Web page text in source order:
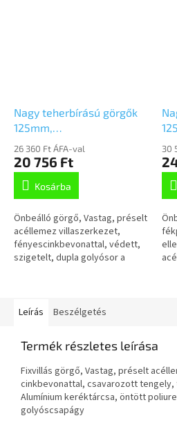
Nagy teherbírású görgők
125mm,
önbeálló,Talplemezzel,
4680ITP125P63
26 360 Ft ÁFA-val
20 756 Ft
Kosárba
Önbeálló görgő, Vastag, préselt
acéllemez villaszerkezet,
fényescinkbevonattal, védett,
szigetelt, dupla golyósor a
30
Leírás
Beszélgetés
Termék részletes leírása
Fixvillás görgő, Vastag, préselt
cinkbevonattal, csavarozott
Alumínium keréktárcsa, öntött
golyóscsapágy